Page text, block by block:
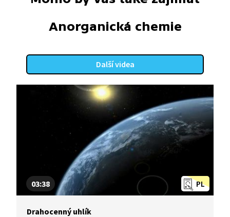
Anorganická chemie
Další videa
PL
03:38
Drahocenný uhlík